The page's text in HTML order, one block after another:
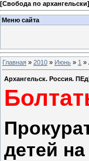
[Свобода по архангельски]
Меню сайта
Главная » 2010 » Июнь » 1 »
Архангельск. Россия.
детей